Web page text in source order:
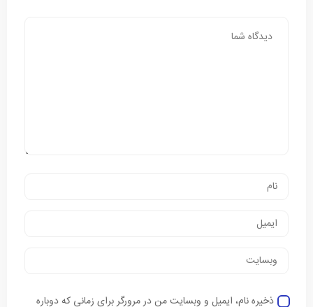
ذخیره نام، ایمیل و وبسایت من در مرورگر برای زمانی که دوباره